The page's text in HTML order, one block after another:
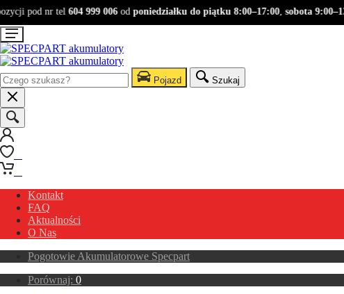
pod nr tel604 999 006odponiedziałku do piątku 8:00–17:00,sobota
Pojazd Szukaj
Kontakt
FAQ
Aktualności
O Nas
Pogotowie Akumulatorowe Specpart
Porównaj: 0